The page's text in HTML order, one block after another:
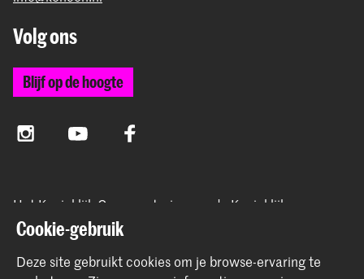
Volg ons
Blijf op de hoogte
InstagramYouTube Facebook
Het Koninklijk Conservatorium en de Koninklijke
Academie van Beeldende Kunsten vormen samen
Hogeschool der Kunsten Den Haag.
Cookie-gebruik
Deze site gebruikt cookies om je browse-ervaring te